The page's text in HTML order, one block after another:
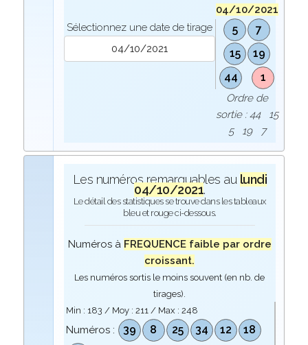
Sélectionnez une date de tirage
04/10/2021
5
7
15
19
44
1
Ordre de
sortie : 44 15
5 19 7
Les numéros remarquables au lundi
04/10/2021.
Le détail des statistiques se trouve dans les tableaux
bleu et rouge ci-dessous.
Numéros à FREQUENCE faible par ordre
croissant.
Les numéros sortis le moins souvent (en nb. de
tirages).
Min : 183 / Moy : 211/ Max : 248
Numéros : 39 8 25 34 12
18